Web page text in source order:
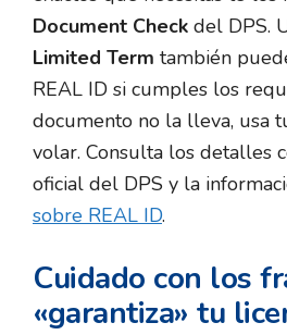
Document Check del DPS.
Limited Term también
REAL ID si cumples los
documento no la lleva, usa
volar. Consulta los detalles
oficial del DPS y la
sobre REAL ID.
Cuidado con los
«garantiza» tu